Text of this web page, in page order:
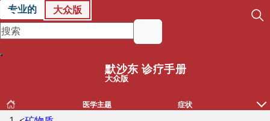
专业的 大众版
默沙东 诊疗手册
大众版
医学主题 症状